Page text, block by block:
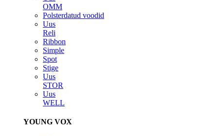
OMM
Polsterdatud voodid
Uus
Reli
Ribbon
Simple
Spot
Stige
Uus
STOR
Uus
WELL
YOUNG VOX